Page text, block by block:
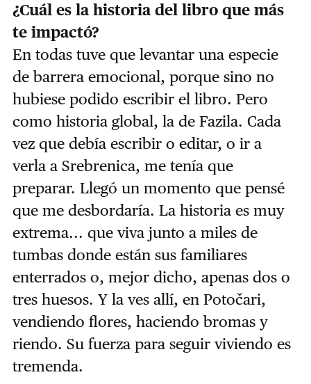
¿Cuál es la historia del libro que más
te impactó?
En todas tuve que levantar una especie
de barrera emocional, porque sino no
hubiese podido escribir el libro. Pero
como historia global, la de Fazila. Cada
vez que debía escribir o editar, o ir a
verla a Srebrenica, me tenía que
preparar. Llegó un momento que pensé
que me desbordaría. La historia es muy
extrema... que viva junto a miles de
tumbas donde están sus familiares
enterrados o, mejor dicho, apenas dos o
tres huesos. Y la ves allí, en Potočari,
vendiendo flores, haciendo bromas y
riendo. Su fuerza para seguir viviendo es
tremenda.